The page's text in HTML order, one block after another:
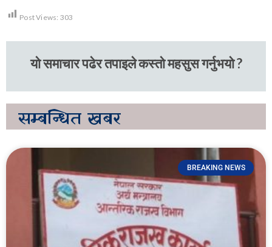
Post Views: 303
यो समाचार पढेर तपाइले कस्तो महसुस गर्नुभयो ?
सम्बन्धित खबर
BREAKING NEWS